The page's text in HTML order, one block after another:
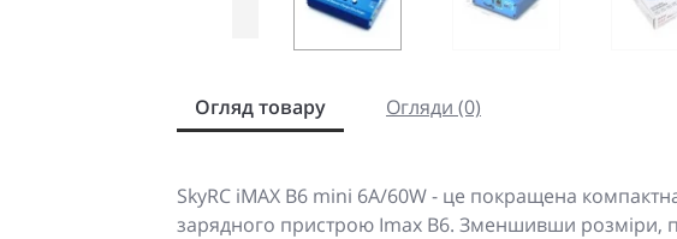
Огляд товару Огляди (0)
SkyRC iMAX B6 mini 6A/60W - це покращена
зарядного пристрою Imax B6. Зменшивши розміри,